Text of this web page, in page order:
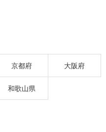
京都府 大阪府
和歌山県